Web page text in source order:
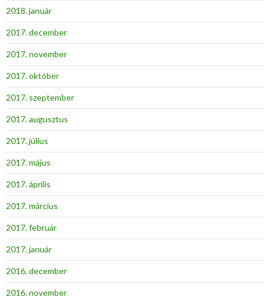
2018. január
2017. december
2017. november
2017. október
2017. szeptember
2017. augusztus
2017. július
2017. május
2017. április
2017. március
2017. február
2017. január
2016. december
2016. november